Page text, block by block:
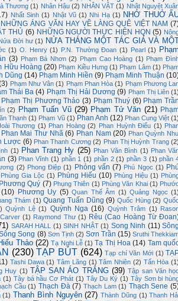
Thương (1) Nhân Hậu (2) NHÂN VẬT (1) Nhật Nguyệt
Nhất Sinh (1) Nhật Vũ (1) Nhi Hạ (1) NHỚ THUỞ
NHỮNG ÁNG VĂN HAY VỀ LÀNG QUÊ VIỆT NAM
THỦ (6) NHỮNG NGƯỜI THỰC HIỆN HQN (5)
Đời hư (1) NỬA THÁNG MỘT TÁC GIẢ VÀ
(1) O. Henry (1) P.N. Thường Đoan (1) Pearl (1)
(3) Phạm Bá Nhơn (2) Phạm Cao Hoàng (1) Phạm
Hữu Hoàng (20) Phạm Kiều Hưng (1) Phạm Lâm (1)
Dũng (14) Phạm Minh Hiền (9) Phạm Minh Thuận
Phạm Như Vân (1) Phạm Phan Hòa (1) Phạm Phương
Thái Ba (4) Phạm Thị Hải Dương (9) Phạm Thị Liên
Phạm Thị Phương Thảo (3) Phạm Thuý (6) Phạm
(2) Phạm Tuấn Vũ (29) Phạm Tử Văn (21)
Thạnh (1) Phạm Vũ (1) Phan Anh (12) Phan Cung Việt
Thương (1) Phan Hoàng (2) Phan Huỳnh Điểu (1)
Phan Mai Thư Nhã (6) Phan Nam (20) Phan Quỳnh
Lược (6) Phan Thanh Cương (2) Phan Thị Huỳnh Trang
(1) Phan Trang Hy (25) Phan Văn Bình (1) Phan
(3) Phan Vĩnh (1) phần 1 (1) phần 2 (1) phần 3 (1) phần
(2) Phong Điệp (1) Phỏng vấn (7) Phú Ngọc (1)
Phùng Gia Lộc (1) Phùng Hiếu (10) Phùng Hiệu (1)
Quý (7) Phụng Thiên (1) Phùng Văn Khai (1)
(10) Phương Uy (5) Quan Thế Âm (1) Quảng Ngọc
Thám (1) Quang Tuấn Dũng (9) Quốc Hùng (2)
Quỳnh Lệ (1) Quỳnh Nga (16) Quỳnh Trâm (1)
(1) Raymond Thư (1) Rêu (Cao Hoàng Từ
SARAH HALL (1) SINH NHẬT (1) Song Ninh (11)
Song (8) Sơn Tịnh (2) Sơn Trần (15) Sruthi
Thảo (22) Tạ Nghi Lễ (1) Tạ Thị Hoa (14) Tam
(230) TẠP BÚT (624) Tạp chí Văn Mới (1)
Tashi Dawa (1) Tâm Lãng (1) Tâm Nhiên (2) Tấn Hòa
Huy (1) TẬP SAN ÁO TRẮNG (39) Tập san Văn
(1) Tây bá hầu Cơ Phát (1) Tây Du Ký (1) Tây Sơn bi
Cầu (1) Thạch Đà (7) Thạch Lam (1) Thạch Sene
(1) Thanh Bình Nguyên (27) Thành Dũng (1) Thanh